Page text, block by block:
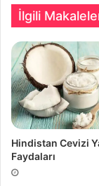
İlgili
Hindistan Cevizi
Faydaları